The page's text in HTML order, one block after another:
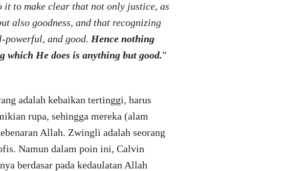
to make clear that not only justice, as
also goodness, and that recognizing
and good. Hence nothing
which He does is anything but good.”
adalah kebaikan tertinggi, harus
rupa, sehingga mereka (alam
Allah. Zwingli adalah seorang
Namun dalam poin ini, Calvin
berdasar pada kedaulatan Allah